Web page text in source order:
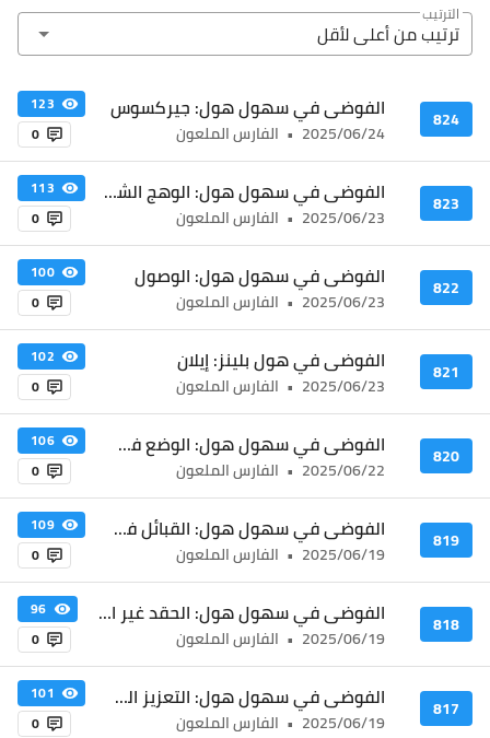
الترتيب
ترتيب من أعلى ﻷقل
824 الفوضى في سهول هول: جيركسوس
2025/06/24
• الفارس الملعون
123
0
823 الفوضى في سهول هول: الوهج الشمسي
2025/06/23
• الفارس الملعون
113
0
822 الفوضى في سهول هول: الوصول
2025/06/23
• الفارس الملعون
100
0
821 الفوضى في هول بلينز: إيلان
2025/06/23
• الفارس الملعون
102
0
820 الفوضى في سهول هول: الوضع في وادي المنجم
2025/06/22
• الفارس الملعون
106
0
819 الفوضى في سهول هول: القبائل في الغابات الترابية
2025/06/19
• الفارس الملعون
109
0
818 الفوضى في سهول هول: الحقد غير الأناني
2025/06/19
• الفارس الملعون
96
0
817 الفوضى في سهول هول: التعزيز السابق
2025/06/19
• الفارس الملعون
101
0